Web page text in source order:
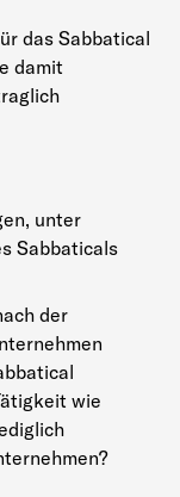
das Sabbatical
damit
unter
Sabbaticals
der
wie